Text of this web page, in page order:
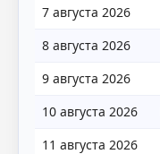
7 августа 2026
8 августа 2026
9 августа 2026
10 августа 2026
11 августа 2026